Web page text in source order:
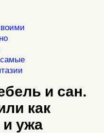
и сан.
как
и ужа